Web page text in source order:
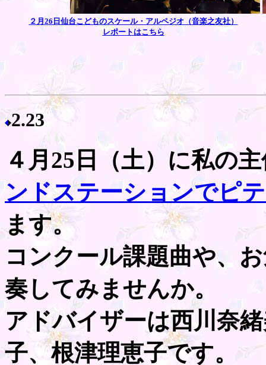
２月26日仙台こどものスケール・アルペジオ（音楽之友社）
レポートはこちら
2.23
４月25日（土）に私の
ンドステーションでピ
ます。
コンクール課題曲や、
奏してみませんか。
アドバイザーは西川奈
子、根津理恵子です。